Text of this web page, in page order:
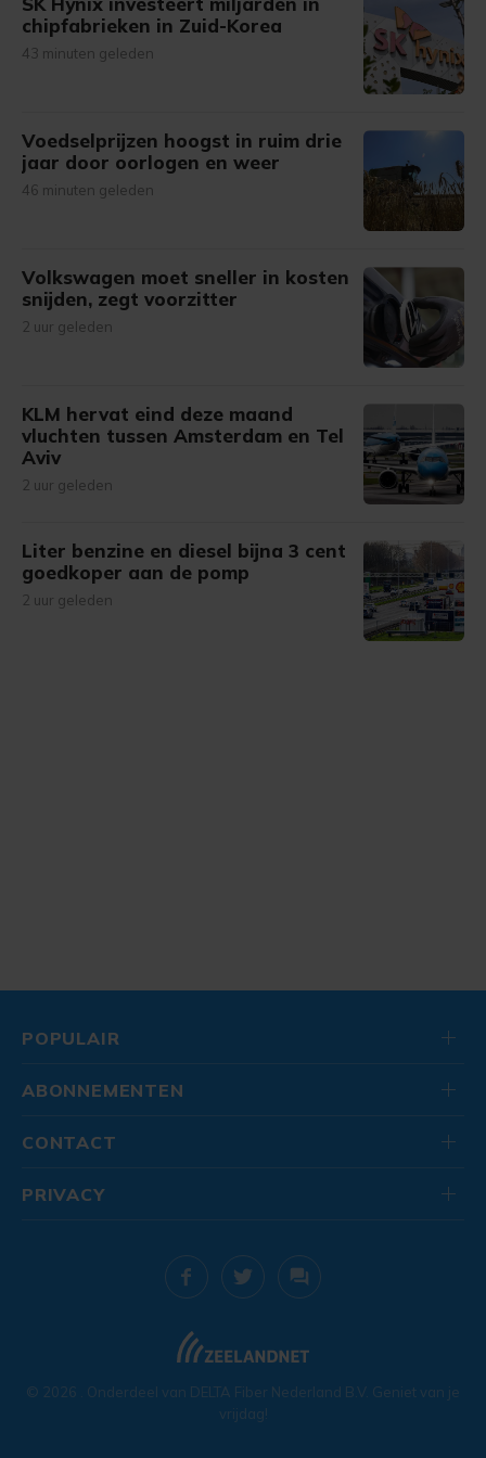
chipfabrieken in Zuid-Korea
43 minuten geleden
Voedselprijzen hoogst in ruim drie
jaar door oorlogen en weer
46 minuten geleden
Volkswagen moet sneller in kosten
snijden, zegt voorzitter
2 uur geleden
KLM hervat eind deze maand
vluchten tussen Amsterdam en Tel
Aviv
2 uur geleden
Liter benzine en diesel bijna 3 cent
goedkoper aan de pomp
2 uur geleden
POPULAIR
ABONNEMENTEN
CONTACT
© 2026 . Onderdeel van DELTA Fiber Nederland B.V. Geniet van je
vrijdag!
PRIVACY